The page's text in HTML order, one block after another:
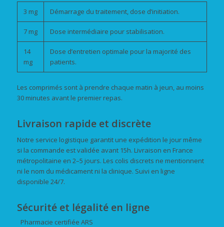
3 mg Démarrage du traitement, dose d’initiation.
7 mg Dose intermédiaire pour stabilisation.
14
mg
Dose d’entretien optimale pour la majorité des
patients.
Les comprimés sont à prendre chaque matin à jeun, au moins
30 minutes avant le premier repas.
Livraison rapide et discrète
Notre service logistique garantit une expédition le jour même
si la commande est validée avant 15h. Livraison en France
métropolitaine en 2–5 jours. Les colis discrets ne mentionnent
ni le nom du médicament ni la clinique. Suivi en ligne
disponible 24/7.
Sécurité et légalité en ligne
Pharmacie certifiée ARS